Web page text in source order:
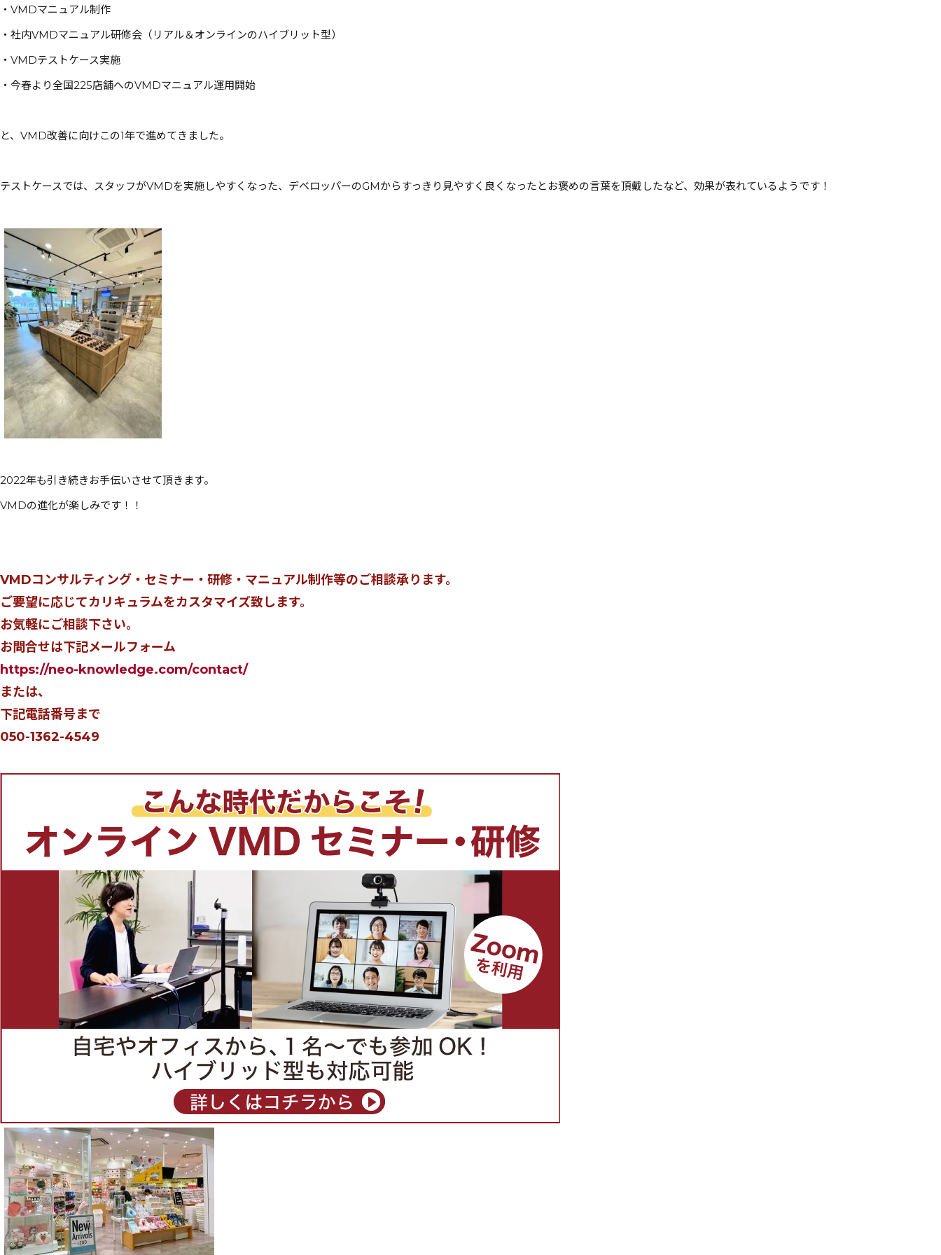
・VMDマニュアル制作
・社内VMDマニュアル研修会（リアル＆オンラインのハイブリット型）
・VMDテストケース実施
・今春より全国225店舗へのVMDマニュアル運用開始
と、VMD改善に向けこの1年で進めてきました。
テストケースでは、スタッフがVMDを実施しやすくなった、デベロッパーのGMからすっきり見やすく良くなったとお褒めの言葉を頂戴したなど、効果が表れているようです！
2022年も引き続きお手伝いさせて頂きます。
VMDの進化が楽しみです！！
VMDコンサルティング・セミナー・研修・マニュアル制作等のご相談承ります。
ご要望に応じてカリキュラムをカスタマイズ致します。
お気軽にご相談下さい。
お問合せは下記メールフォーム
https://neo-knowledge.com/contact/
または、
下記電話番号まで
050-1362-4549